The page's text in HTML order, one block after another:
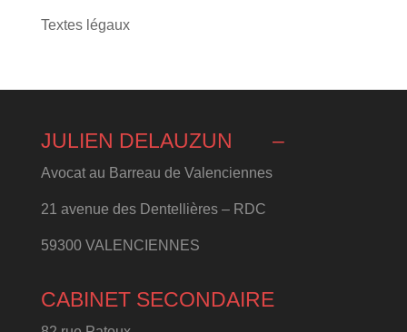
Textes légaux
JULIEN DELAUZUN
Avocat au Barreau de Valenciennes
21 avenue des Dentellières – RDC
59300 VALENCIENNES
–
CABINET SECONDAIRE